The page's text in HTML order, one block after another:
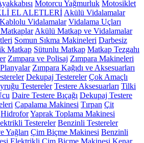
Motorcu Yağmurluk Motosiklet
EL ALETLERİ Akülü Vidalamalar
Kablolu Vidalamalar Vidalama Uçları
Akülü Matkap ve Vidalamalar
Somun Sıkma Makineleri Darbesiz
Matkap Sütunlu Matkap Matkap Tezgahı
Zımpara ve Polisaj Zımpara Makineleri
Planyalar Zımpara Kağıdı ve Aksesuarları
Dekupaj Testereler Çok Amaçlı
Testereler Testere Aksesuarları Tilki
Daire Testere Bıçağı Dekupaj Testere
Çapalama Makinesi Tırpan Çit
HidroforYaprak Toplama Makinesi
Testereler Benzinli Testereler
Yağları Çim Biçme Makinesi Benzinli
Elektrikli Çim Biçme Makinesi Kenar